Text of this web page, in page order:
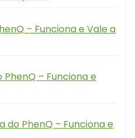
– Funciona e Vale a
PhenQ – Funciona e
do PhenQ – Funciona e